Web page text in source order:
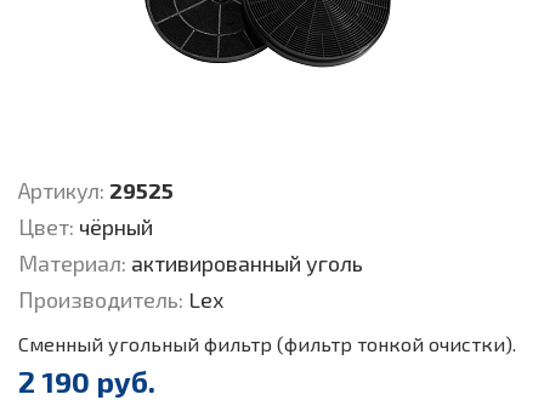
Артикул: 29525
Цвет: чёрный
Материал: активированный уголь
Производитель: Lex
Сменный угольный фильтр (фильтр тонкой очистки).
2 190 руб.